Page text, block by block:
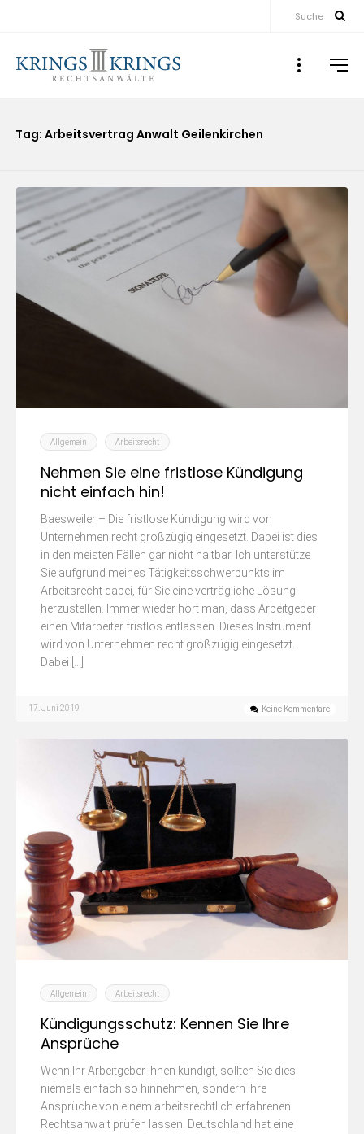
Suche
Tag: Arbeitsvertrag Anwalt Geilenkirchen
Allgemein Arbeitsrecht
Nehmen Sie eine fristlose Kündigung
nicht einfach hin!
Baesweiler – Die fristlose Kündigung wird von
Unternehmen recht großzügig eingesetzt. Dabei ist dies
in den meisten Fällen gar nicht haltbar. Ich unterstütze
Sie aufgrund meines Tätigkeitsschwerpunkts im
Arbeitsrecht dabei, für Sie eine verträgliche Lösung
herzustellen. Immer wieder hört man, dass Arbeitgeber
einen Mitarbeiter fristlos entlassen. Dieses Instrument
wird von Unternehmen recht großzügig eingesetzt.
Dabei […]
17. Juni 2019 Keine Kommentare
Allgemein Arbeitsrecht
Kündigungsschutz: Kennen Sie Ihre
Ansprüche
Wenn Ihr Arbeitgeber Ihnen kündigt, sollten Sie dies
niemals einfach so hinnehmen, sondern Ihre
Ansprüche von einem arbeitsrechtlich erfahrenen
Rechtsanwalt prüfen lassen. Deutschland hat eine